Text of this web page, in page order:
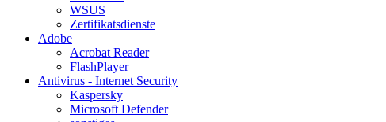
WSUS
Zertifikatsdienste
Adobe
Acrobat Reader
FlashPlayer
Antivirus - Internet Security
Kaspersky
Microsoft Defender